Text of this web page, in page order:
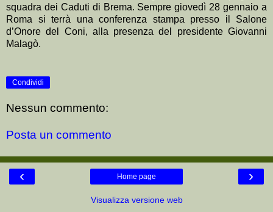
squadra dei Caduti di Brema. Sempre giovedì 28 gennaio a
Roma si terrà una conferenza stampa presso il Salone
d’Onore del Coni, alla presenza del presidente Giovanni
Malagò.
Condividi
Nessun commento:
Posta un commento
‹ ›
Home page
Visualizza versione web